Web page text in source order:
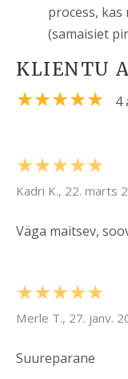
process,
(samaisiet
KLIENTU
★★★★★ 4
★★★★★
Kadri K., 22. marts
Väga maitsev,
★★★★★
Merle T., 27. janv.
Suureparane